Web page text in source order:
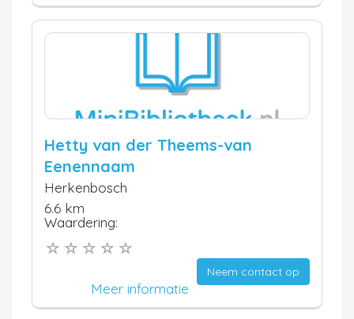
Hetty van der Theems-van
Eenennaam
Herkenbosch
6.6 km
Waardering:
Neem contact op
Meer informatie